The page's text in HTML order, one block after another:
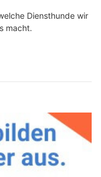
Diensthunde wir
macht.